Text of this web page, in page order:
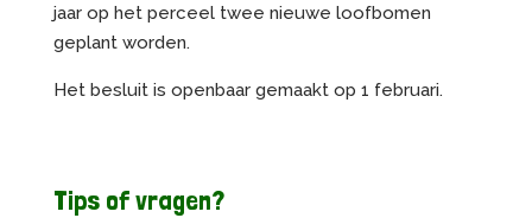
jaar op het perceel twee nieuwe loofbomen
geplant worden.
Het besluit is openbaar gemaakt op 1 februari.
Tips of vragen?